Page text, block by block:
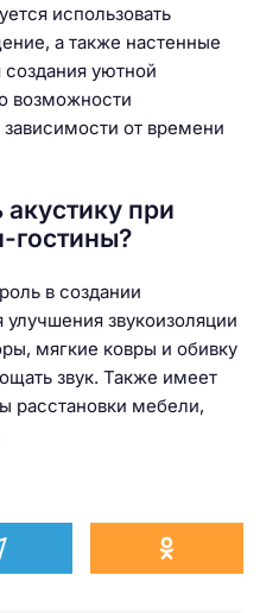
использовать
а также настенные
уютной
возможности
зависимости от времени
при
гостины?
в создании
звукоизоляции
мягкие ковры и обивку
звук. Также имеет
расстановки мебели,